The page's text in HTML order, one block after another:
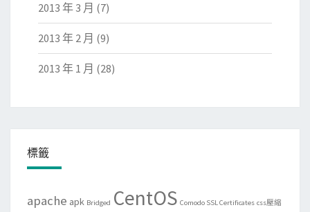
2013 年 3 月 (7)
2013 年 2 月 (9)
2013 年 1 月 (28)
標籤
apache apk Bridged CentOS Comodo SSL Certificates css壓縮